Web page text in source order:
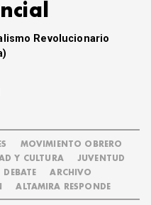
Revolucionario
MOVIMIENTO OBRERO
Y CULTURA
JUVENTUD
DEBATE
ARCHIVO
ALTAMIRA RESPONDE